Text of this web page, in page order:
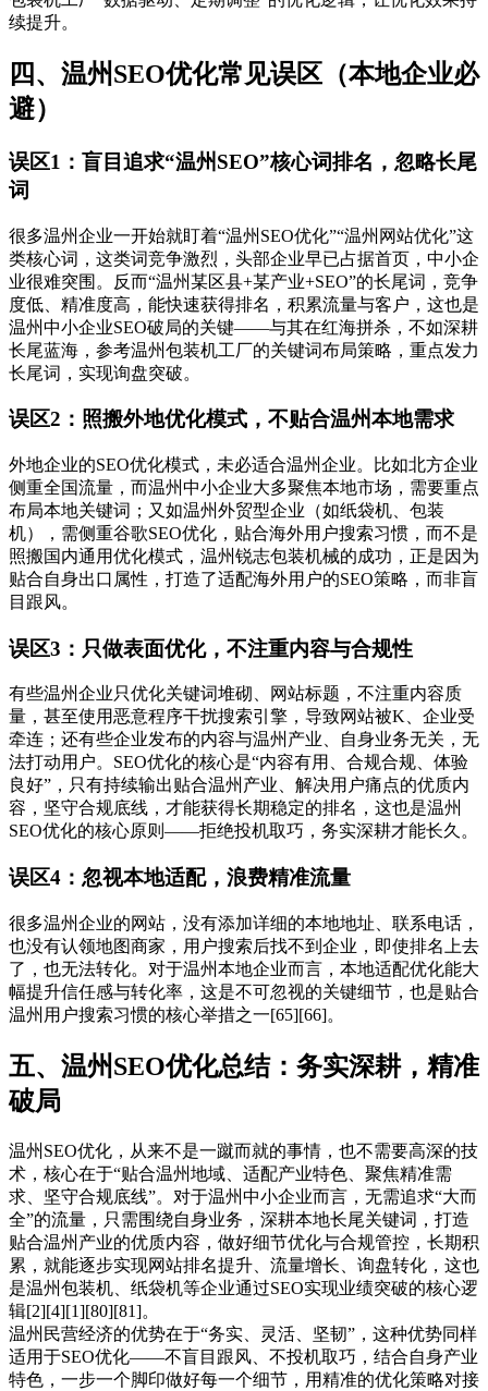
续提升。
四、温州SEO优化常见误区（本地企业必
避）
误区1：盲目追求“温州SEO”核心词排名，忽略长尾
词
很多温州企业一开始就盯着“温州SEO优化”“温州网站优化”这
类核心词，这类词竞争激烈，头部企业早已占据首页，中小企
业很难突围。反而“温州某区县+某产业+SEO”的长尾词，竞争
度低、精准度高，能快速获得排名，积累流量与客户，这也是
温州中小企业SEO破局的关键——与其在红海拼杀，不如深耕
长尾蓝海，参考温州包装机工厂的关键词布局策略，重点发力
长尾词，实现询盘突破。
误区2：照搬外地优化模式，不贴合温州本地需求
外地企业的SEO优化模式，未必适合温州企业。比如北方企业
侧重全国流量，而温州中小企业大多聚焦本地市场，需要重点
布局本地关键词；又如温州外贸型企业（如纸袋机、包装
机），需侧重谷歌SEO优化，贴合海外用户搜索习惯，而不是
照搬国内通用优化模式，温州锐志包装机械的成功，正是因为
贴合自身出口属性，打造了适配海外用户的SEO策略，而非盲
目跟风。
误区3：只做表面优化，不注重内容与合规性
有些温州企业只优化关键词堆砌、网站标题，不注重内容质
量，甚至使用恶意程序干扰搜索引擎，导致网站被K、企业受
牵连；还有些企业发布的内容与温州产业、自身业务无关，无
法打动用户。SEO优化的核心是“内容有用、合规合规、体验
良好”，只有持续输出贴合温州产业、解决用户痛点的优质内
容，坚守合规底线，才能获得长期稳定的排名，这也是温州
SEO优化的核心原则——拒绝投机取巧，务实深耕才能长久。
误区4：忽视本地适配，浪费精准流量
很多温州企业的网站，没有添加详细的本地地址、联系电话，
也没有认领地图商家，用户搜索后找不到企业，即使排名上去
了，也无法转化。对于温州本地企业而言，本地适配优化能大
幅提升信任感与转化率，这是不可忽视的关键细节，也是贴合
温州用户搜索习惯的核心举措之一[65][66]。
五、温州SEO优化总结：务实深耕，精准
破局
温州SEO优化，从来不是一蹴而就的事情，也不需要高深的技
术，核心在于“贴合温州地域、适配产业特色、聚焦精准需
求、坚守合规底线”。对于温州中小企业而言，无需追求“大而
全”的流量，只需围绕自身业务，深耕本地长尾关键词，打造
贴合温州产业的优质内容，做好细节优化与合规管控，长期积
累，就能逐步实现网站排名提升、流量增长、询盘转化，这也
是温州包装机、纸袋机等企业通过SEO实现业绩突破的核心逻
辑[2][4][1][80][81]。
温州民营经济的优势在于“务实、灵活、坚韧”，这种优势同样
适用于SEO优化——不盲目跟风、不投机取巧，结合自身产业
特色，一步一个脚印做好每一个细节，用精准的优化策略对接